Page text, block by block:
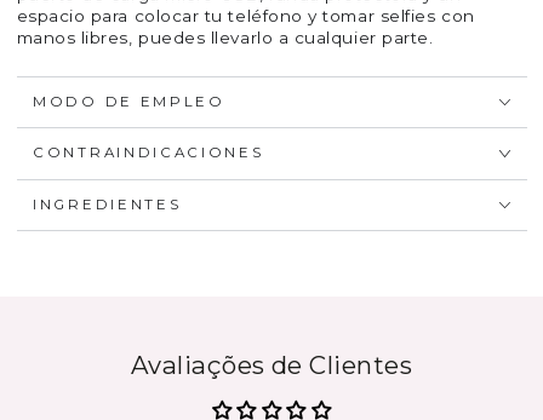
espacio para colocar tu teléfono y tomar selfies con
manos libres, puedes llevarlo a cualquier parte.
MODO DE EMPLEO
CONTRAINDICACIONES
INGREDIENTES
Avaliações de Clientes